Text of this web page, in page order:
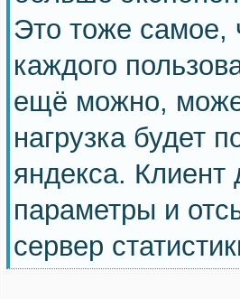
Это тоже самое,
каждого
ещё можно,
нагрузка будет
яндекса. Клиент
параметры и
сервер